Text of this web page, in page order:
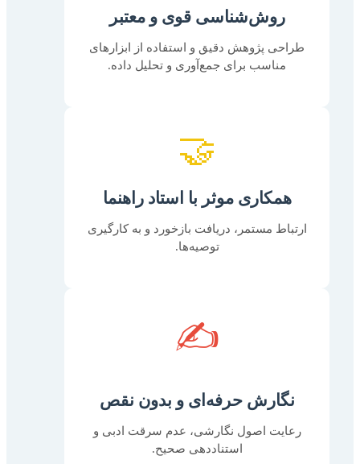
روش‌شناسی قوی و معتبر
طراحی پژوهش دقیق و استفاده از ابزارهای
مناسب برای جمع‌آوری و تحلیل داده.
🤝
همکاری موثر با استاد راهنما
ارتباط مستمر، دریافت بازخورد و به کارگیری
توصیه‌ها.
✍️
نگارش حرفه‌ای و بدون نقص
رعایت اصول نگارشی، عدم سرقت ادبی و
استناددهی صحیح.